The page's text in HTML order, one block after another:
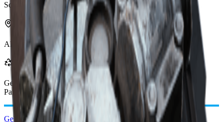
Son güncelleme
Jan 13, 2026
Şurada bulunabilir
ARC
Geri Dönüştürülünce
Geri dönüştürüldüğünde şunları alırsınız -650 daha azYağmacı
Paraları
Gelişmiş Mekanik Bileşenler